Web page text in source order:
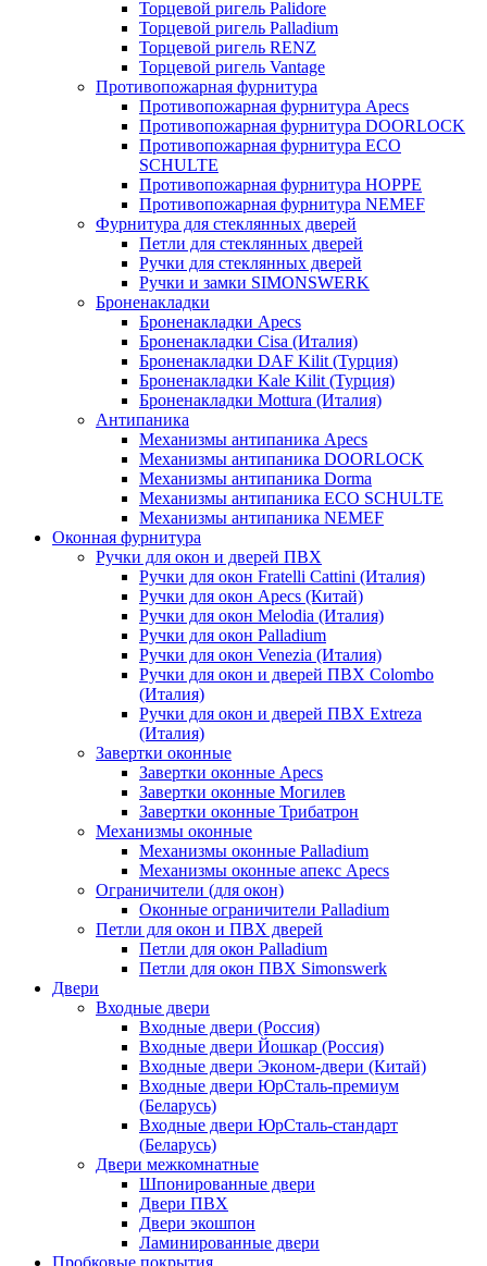
Торцевой ригель Palidore
Торцевой ригель Palladium
Торцевой ригель RENZ
Торцевой ригель Vantage
Противопожарная фурнитура
Противопожарная фурнитура Apecs
Противопожарная фурнитура DOORLOCK
Противопожарная фурнитура ECO
SCHULTE
Противопожарная фурнитура HOPPE
Противопожарная фурнитура NEMEF
Фурнитура для стеклянных дверей
Петли для стеклянных дверей
Ручки для стеклянных дверей
Ручки и замки SIMONSWERK
Броненакладки
Броненакладки Apecs
Броненакладки Cisa (Италия)
Броненакладки DAF Kilit (Турция)
Броненакладки Kale Kilit (Турция)
Броненакладки Mottura (Италия)
Антипаника
Механизмы антипаника Apecs
Механизмы антипаника DOORLOCK
Механизмы антипаника Dorma
Механизмы антипаника ECO SCHULTE
Механизмы антипаника NEMEF
Оконная фурнитура
Ручки для окон и дверей ПВХ
Ручки для окон Fratelli Cattini (Италия)
Ручки для окон Apecs (Китай)
Ручки для окон Melodia (Италия)
Ручки для окон Palladium
Ручки для окон Venezia (Италия)
Ручки для окон и дверей ПВХ Colombo
(Италия)
Ручки для окон и дверей ПВХ Extreza
(Италия)
Завертки оконные
Завертки оконные Apecs
Завертки оконные Могилев
Завертки оконные Трибатрон
Механизмы оконные
Механизмы оконные Palladium
Механизмы оконные апекс Apecs
Ограничители (для окон)
Оконные ограничители Palladium
Петли для окон и ПВХ дверей
Петли для окон Palladium
Петли для окон ПВХ Simonswerk
Двери
Входные двери
Входные двери (Россия)
Входные двери Йошкар (Россия)
Входные двери Эконом-двери (Китай)
Входные двери ЮрСталь-премиум
(Беларусь)
Входные двери ЮрСталь-стандарт
(Беларусь)
Двери межкомнатные
Шпонированные двери
Двери ПВХ
Двери экошпон
Ламинированные двери
Пробковые покрытия